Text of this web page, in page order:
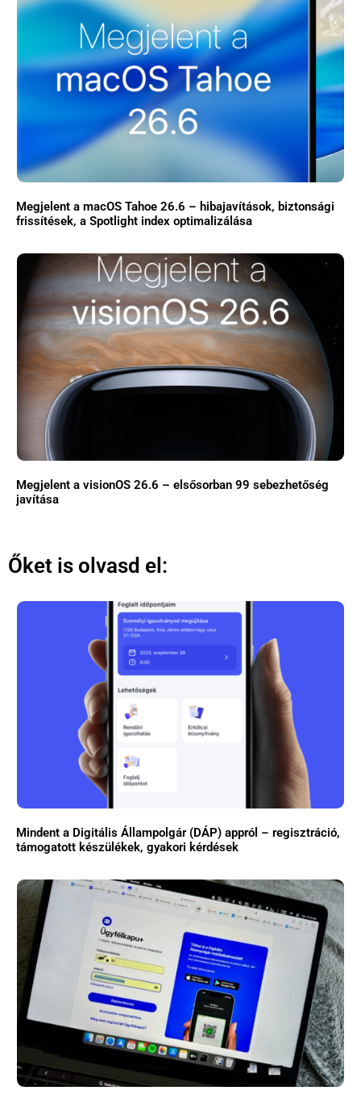
Megjelent a macOS Tahoe 26.6 – hibajavítások, biztonsági
frissítések, a Spotlight index optimalizálása
Megjelent a visionOS 26.6 – elsősorban 99 sebezhetőség
javítása
Őket is olvasd el:
Mindent a Digitális Állampolgár (DÁP) appról – regisztráció,
támogatott készülékek, gyakori kérdések